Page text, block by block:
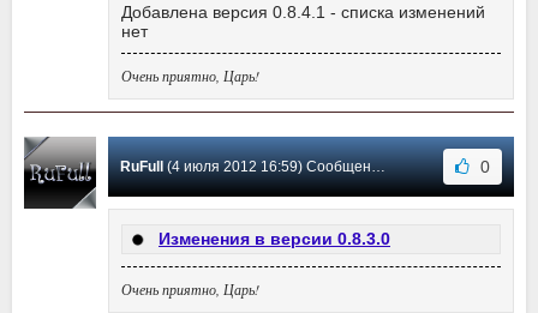
Добавлена версия 0.8.4.1 - списка изменений
нет
Очень приятно, Царь!
RuFull(4 июля 2012 16:59) Сообщение #12 0
Изменения в версии 0.8.3.0
Очень приятно, Царь!